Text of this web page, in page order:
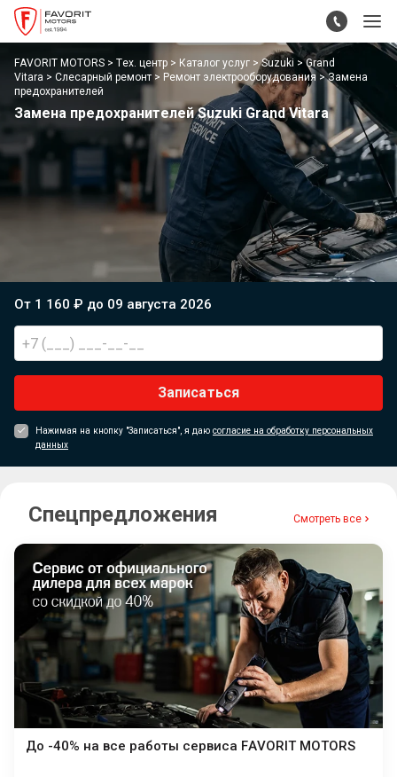
FAVORIT MOTORS Тех. центр Каталог услуг Suzuki
Grand
Vitara
Слесарный ремонт Ремонт электрооборудования
Замена
предохранителей
Замена предохранителей Suzuki Grand Vitara
От 1 160 ₽ до 09 августа 2026
Записаться
Нажимая на кнопку "Записаться", я даю согласие на обработку персональных
данных
Спецпредложения Смотреть все
До -40% на все работы сервиса FAVORIT MOTORS